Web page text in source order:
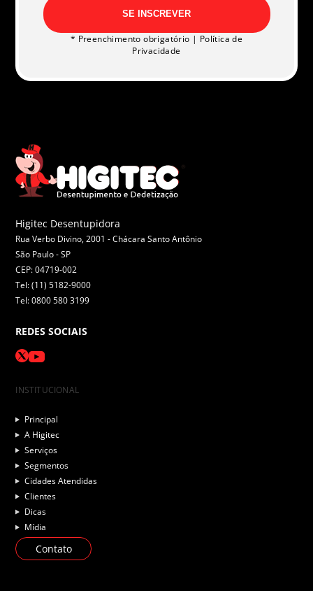
SE INSCREVER
* Preenchimento obrigatório | Política de
Privacidade
Higitec Desentupidora
Rua Verbo Divino, 2001 - Chácara Santo Antônio
São Paulo -SP
CEP: 04719-002
Tel: (11) 5182-9000
Tel: 0800 580 3199
REDES SOCIAIS
INSTITUCIONAL
Principal
A Higitec
Serviços
Segmentos
Cidades Atendidas
Clientes
Dicas
Mídia
Contato